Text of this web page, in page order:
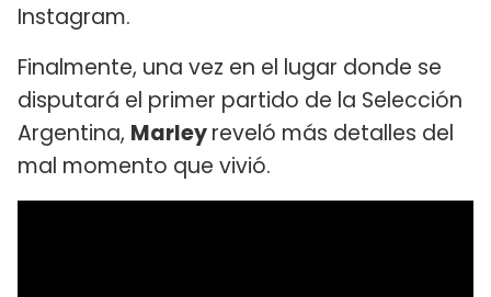
Instagram.
Finalmente, una vez en el lugar donde se
disputará el primer partido de la Selección
Argentina, Marleyreveló más detalles del
mal momento que vivió.